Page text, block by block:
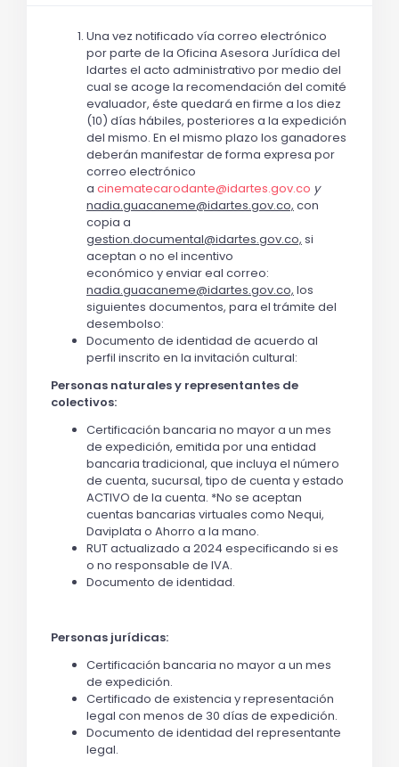
Una vez notificado vía correo electrónico
por parte de la Oficina Asesora Jurídica del
Idartes el acto administrativo por medio del
cual se acoge la recomendación del comité
evaluador, éste quedará en firme a los diez
(10) días hábiles, posteriores a la expedición
del mismo. En el mismo plazo los ganadores
deberán manifestar de forma expresa por
correo electrónico
a cinematecarodante@idartes.gov.co y
nadia.guacaneme@idartes.gov.co, con
copia a
gestion.documental@idartes.gov.co, si
aceptan o no el incentivo
económico y enviar eal correo:
nadia.guacaneme@idartes.gov.co, los
siguientes documentos, para el trámite del
desembolso:
Documento de identidad de acuerdo al
perfil inscrito en la invitación cultural:
Personas naturales y representantes de
colectivos:
Certificación bancaria no mayor a un mes
de expedición, emitida por una entidad
bancaria tradicional, que incluya el número
de cuenta, sucursal, tipo de cuenta y estado
ACTIVO de la cuenta. *No se aceptan
cuentas bancarias virtuales como Nequi,
Daviplata o Ahorro a la mano.
RUT actualizado a 2024 especificando si es
o no responsable de IVA.
Documento de identidad.
Personas jurídicas:
Certificación bancaria no mayor a un mes
de expedición.
Certificado de existencia y representación
legal con menos de 30 días de expedición.
Documento de identidad del representante
legal.